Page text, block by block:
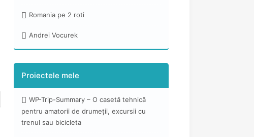
Romania pe 2 roti
Andrei Vocurek
Proiectele mele
WP-Trip-Summary – O casetă tehnică
pentru amatorii de drumeții, excursii cu
trenul sau bicicleta